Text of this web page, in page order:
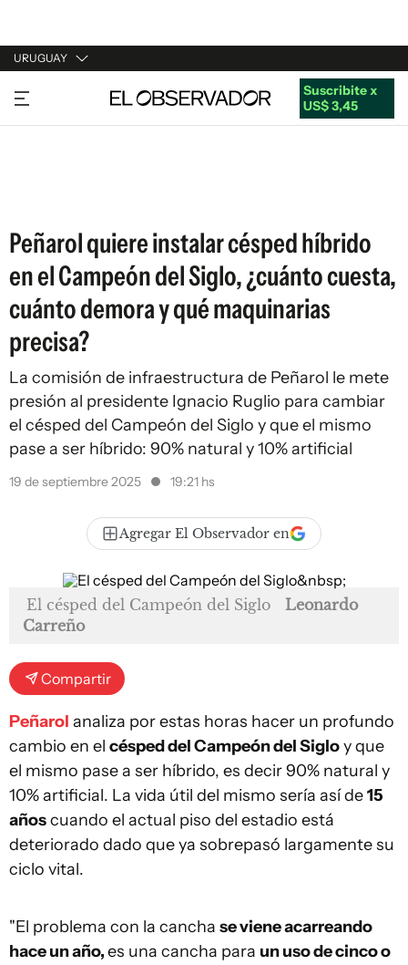
URUGUAY
URUGUAY
ARGENTINA
Suscribite x
US$ 3,45
Peñarol quiere instalar césped híbrido
en el Campeón del Siglo, ¿cuánto cuesta,
cuánto demora y qué maquinarias
precisa?
La comisión de infraestructura de Peñarol le mete
presión al presidente Ignacio Ruglio para cambiar
el césped del Campeón del Siglo y que el mismo
pase a ser híbrido: 90% natural y 10% artificial
19 de septiembre 2025 19:21 hs
Agregar El Observador en
El césped del Campeón del Siglo
Leonardo
Carreño
Compartir
Peñarol analiza por estas horas hacer un profundo
cambio en el césped del Campeón del Sigloy que
el mismo pase a ser híbrido, es decir 90% natural y
10% artificial. La vida útil del mismo sería así de15
añoscuando el actual piso del estadio está
deteriorado dado que ya sobrepasó largamente su
ciclo vital.
"El problema con la cancha se viene acarreando
hace un año,es una cancha para un uso de cinco o